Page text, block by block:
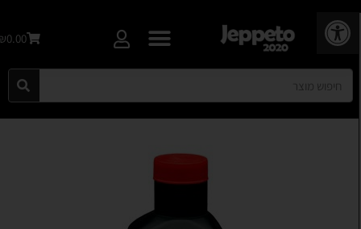
פתח סרגל נגישות
₪0.00